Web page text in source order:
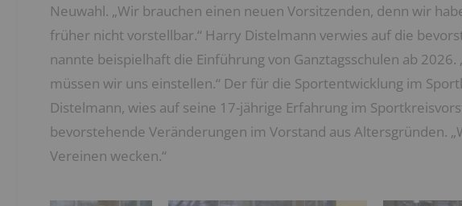
Neuwahl. „Wir brauchen einen neuen Vorsitzenden, denn wir
früher nicht vorstellbar.“ Harry Distelmann verwies auf die
nannte beispielhaft die Einführung von Ganztagsschulen ab
müssen wir uns einstellen.“ Der für die Sportentwicklung im
Distelmann, wies auf seine 17-jährige Erfahrung im
bevorstehende Veränderungen im Vorstand aus Altersgründen.
Vereinen wecken.“